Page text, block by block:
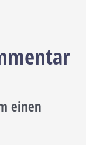
einen